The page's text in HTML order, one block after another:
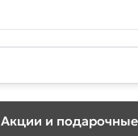
Акции и